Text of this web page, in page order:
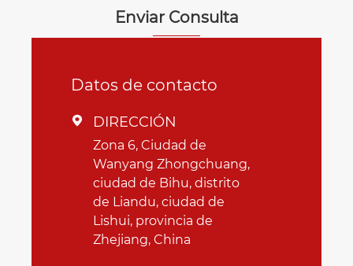
Enviar Consulta
Datos de contacto
 DIRECCIÓN
Zona 6, Ciudad de
Wanyang Zhongchuang,
ciudad de Bihu, distrito
de Liandu, ciudad de
Lishui, provincia de
Zhejiang, China